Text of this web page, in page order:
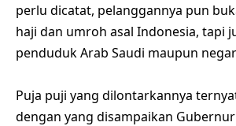
perlu dicatat, pelanggannya pun
haji dan umroh asal Indonesia, tapi
penduduk Arab Saudi maupun
Puja puji yang dilontarkannya
dengan yang disampaikan